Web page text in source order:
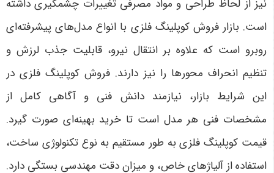
نیز از لحاظ طراحی و مواد مصرفی تغییرات چشمگیری داشته
است. بازار فروش کوپلینگ فلزی با انواع مدل‌های پیشرفته‌ای
روبرو است که علاوه بر انتقال نیرو، قابلیت جذب لرزش و
تنظیم انحراف محورها را نیز دارند. فروش کوپلینگ فلزی در
این شرایط بازار، نیازمند دانش فنی و آگاهی کامل از
مشخصات فنی هر مدل است تا خرید بهینه‌ای صورت گیرد.
قیمت کوپلینگ فلزی به طور مستقیم به نوع تکنولوژی ساخت،
استفاده از آلیاژهای خاص، و میزان دقت مهندسی بستگی دارد.